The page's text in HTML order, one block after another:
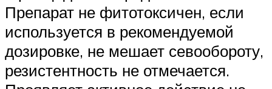
Препарат не фитотоксичен, если
используется в рекомендуемой
дозировке, не мешает севообороту,
резистентность не отмечается.